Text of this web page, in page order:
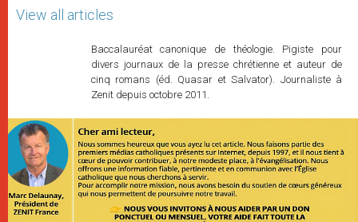
View all articles
Baccalauréat canonique de théologie. Pigiste pour
divers journaux de la presse chrétienne et auteur de
cinq romans (éd. Quasar et Salvator). Journaliste à
Zenit depuis octobre 2011.